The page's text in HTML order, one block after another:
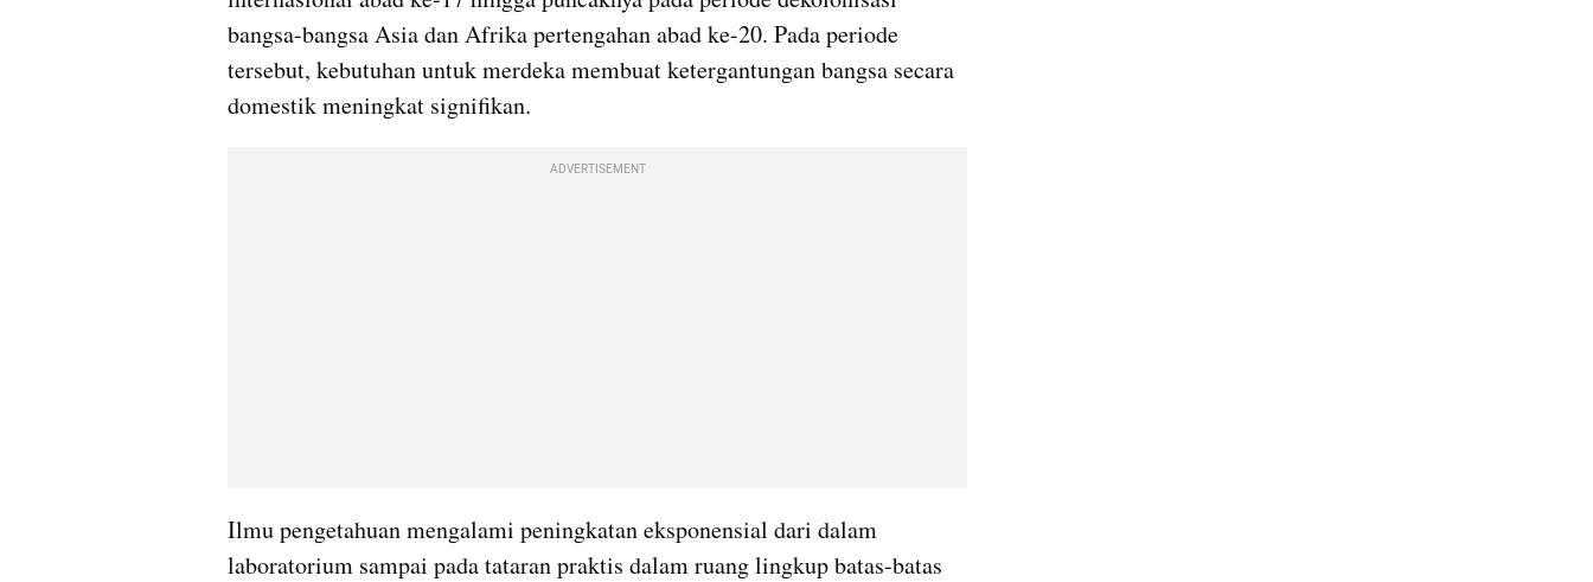
bangsa-bangsa Asia dan Afrika pertengahan abad ke-20. Pada periode
tersebut, kebutuhan untuk merdeka membuat ketergantungan bangsa secara
domestik meningkat signifikan.
ADVERTISEMENT
Ilmu pengetahuan mengalami peningkatan eksponensial dari dalam
laboratorium sampai pada tataran praktis dalam ruang lingkup batas-batas